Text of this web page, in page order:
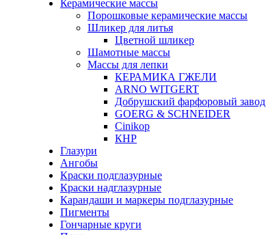
Керамические массы
Порошковые керамические массы
Шликер для литья
Цветной шликер
Шамотные массы
Массы для лепки
КЕРАМИКА ГЖЕЛИ
ARNO WITGERT
Добрушский фарфоровый завод
GOERG & SCHNEIDER
Cinikop
КНР
Глазури
Ангобы
Краски подглазурные
Краски надглазурные
Карандаши и маркеры подглазурные
Пигменты
Гончарные круги